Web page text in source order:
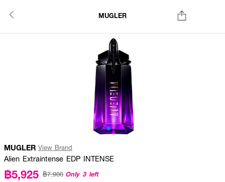
MUGLER
MUGLER View Brand
Alien Extraintense EDP INTENSE
฿5,925 ฿7,900 Only 3 left